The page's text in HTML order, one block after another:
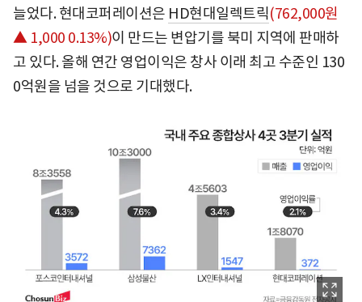
늘었다. 현대코퍼레이션은 HD현대일렉트릭(762,000원
▲ 1,000 0.13%)이 만드는 변압기를 북미 지역에 판매하
고 있다. 올해 연간 영업이익은 창사 이래 최고 수준인 130
0억원을 넘을 것으로 기대했다.